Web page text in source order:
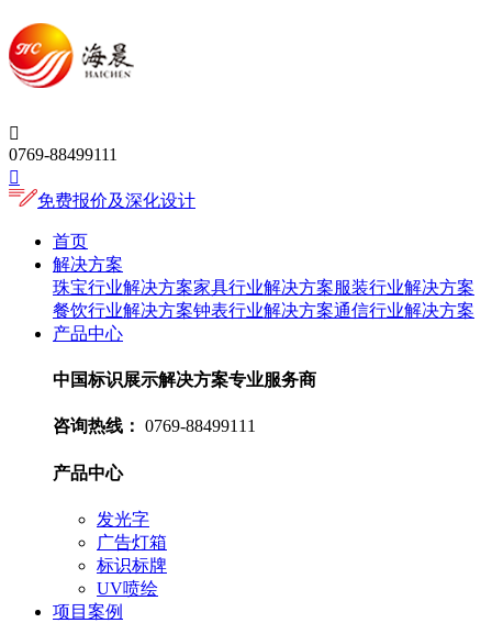

0769-88499111

免费报价及深化设计
首页
解决方案
珠宝行业解决方案家具行业解决方案服装行业解决方案
餐饮行业解决方案钟表行业解决方案通信行业解决方案
产品中心
中国标识展示解决方案专业服务商
咨询热线： 0769-88499111
产品中心
发光字
广告灯箱
标识标牌
UV喷绘
项目案例